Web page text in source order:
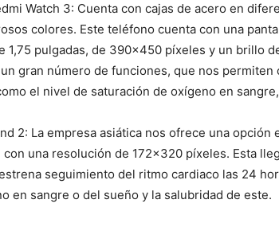
Watch 3: Cuenta con cajas de acero en
colores. Este teléfono cuenta con una
1,75 pulgadas, de 390×450 píxeles y un brillo
gran número de funciones, que nos
el nivel de saturación de oxígeno en
2: La empresa asiática nos ofrece una opción
con una resolución de 172×320 píxeles. Esta
seguimiento del ritmo cardiaco las 24
en sangre o del sueño y la salubridad de este.